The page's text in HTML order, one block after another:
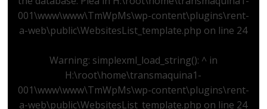
001\www\www\TmWpMs\wp-content\plugins\rent-
a-web\public\WebsitesList_template.php on line 24
Warning: simplexml_load_string(): ^ in
H:\root\home\transmaquina1-
001\www\www\TmWpMs\wp-content\plugins\rent-
a-web\public\WebsitesList_template.php on line 24